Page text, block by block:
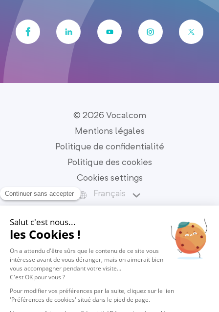
© 2026 Vocalcom
Mentions légales
Politique de confidentialité
Politique des cookies
Cookies settings
Français